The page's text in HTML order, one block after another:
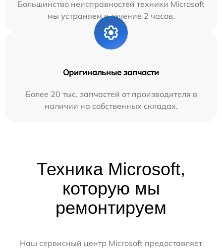
Большинство неисправностей техники Microsoft
мы устраняем в течение 2 часов.
Оригинальные запчасти
Более 20 тыс. запчастей от производителя в
наличии на собственных складах.
Техника Microsoft,
которую мы
ремонтируем
Наш сервисный центр Microsoft предоставляет